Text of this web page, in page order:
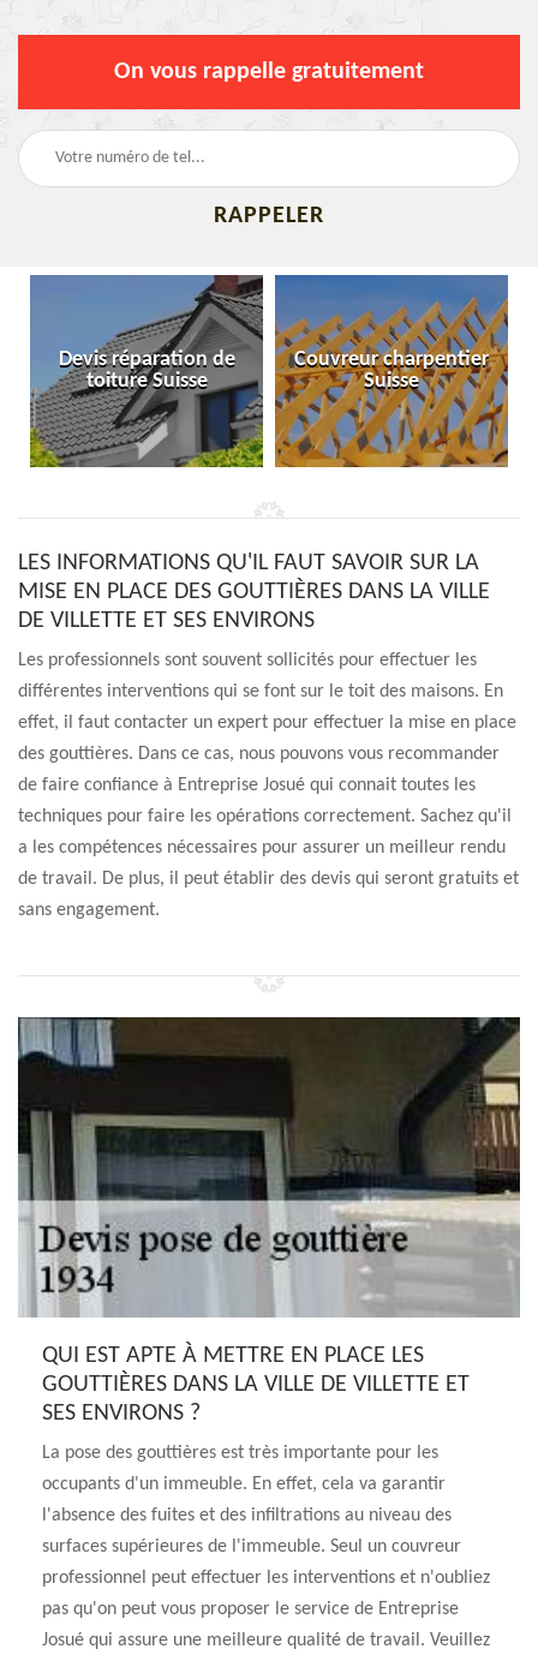
On vous rappelle gratuitement
Devis réparation de
toiture Suisse
Couvreur charpentier
Suisse
LES INFORMATIONS QU'IL FAUT SAVOIR SUR LA
MISE EN PLACE DES GOUTTIÈRES DANS LA VILLE
DE VILLETTE ET SES ENVIRONS
Les professionnels sont souvent sollicités pour effectuer les
différentes interventions qui se font sur le toit des maisons. En
effet, il faut contacter un expert pour effectuer la mise en place
des gouttières. Dans ce cas, nous pouvons vous recommander
de faire confiance à Entreprise Josué qui connait toutes les
techniques pour faire les opérations correctement. Sachez qu'il
a les compétences nécessaires pour assurer un meilleur rendu
de travail. De plus, il peut établir des devis qui seront gratuits et
sans engagement.
QUI EST APTE À METTRE EN PLACE LES
GOUTTIÈRES DANS LA VILLE DE VILLETTE ET
SES ENVIRONS ?
La pose des gouttières est très importante pour les
occupants d'un immeuble. En effet, cela va garantir
l'absence des fuites et des infiltrations au niveau des
surfaces supérieures de l'immeuble. Seul un couvreur
professionnel peut effectuer les interventions et n'oubliez
pas qu'on peut vous proposer le service de Entreprise
Josué qui assure une meilleure qualité de travail. Veuillez